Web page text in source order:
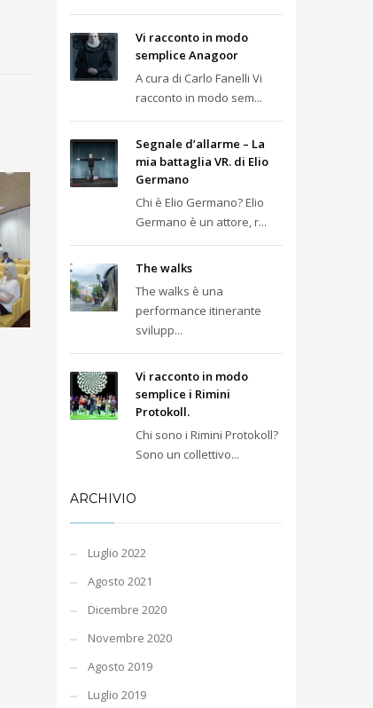
Vi racconto in modo
semplice Anagoor
A cura di Carlo Fanelli Vi
racconto in modo sem...
Segnale d’allarme – La
mia battaglia VR. di Elio
Germano
Chi è Elio Germano? Elio
Germano è un attore, r...
The walks
The walks è una
performance itinerante
svilupp...
Vi racconto in modo
semplice i Rimini
Protokoll.
Chi sono i Rimini Protokoll?
Sono un collettivo...
ARCHIVIO
Luglio 2022
Agosto 2021
Dicembre 2020
Novembre 2020
Agosto 2019
Luglio 2019